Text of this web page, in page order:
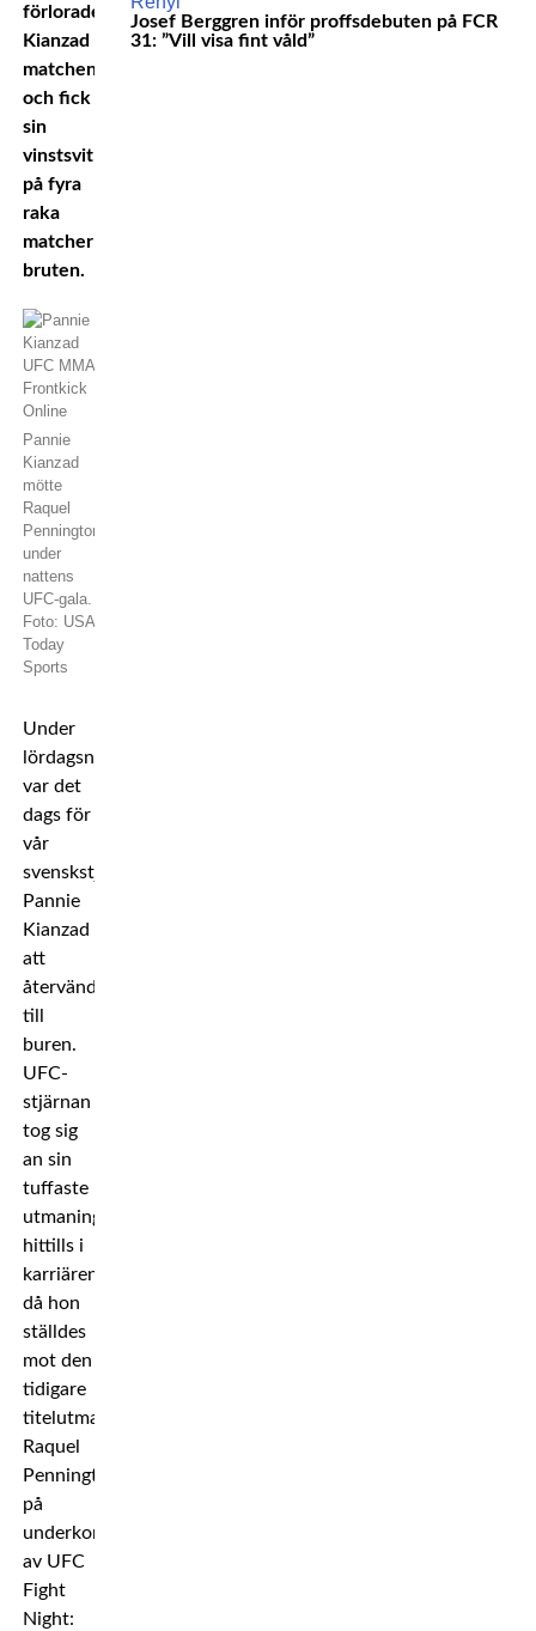
förlorade
Kianzad
matchen
och fick
sin
vinstsvit
på fyra
raka
matcher
bruten.
Pannie
Kianzad
mötte
Raquel
Pennington
under
nattens
UFC-gala.
Foto: USA
Today
Sports
Under
lördagsnatten
var det
dags för
vår
svenskstjärna
Pannie
Kianzad
att
återvända
till
buren.
UFC-
stjärnan
tog sig
an sin
tuffaste
utmaning
hittills i
karriären
då hon
ställdes
mot den
tidigare
titelutmanaren
Raquel
Pennington
på
underkortet
av UFC
Fight
Night:
Josef Berggren inför proffsdebuten på FCR
31: ”Vill visa fint våld”